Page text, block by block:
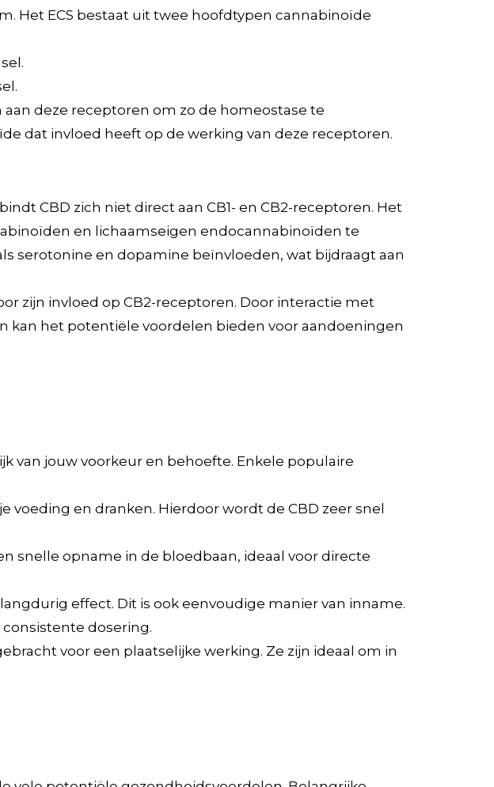
Het ECS bestaat uit twee hoofdtypen cannabinoïde
deze receptoren om zo de homeostase te
dat invloed heeft op de werking van deze receptoren.
CBD zich niet direct aan CB1- en CB2-receptoren. Het
en lichaamseigen endocannabinoïden te
serotonine en dopamine beïnvloeden, wat bijdraagt aan
zijn invloed op CB2-receptoren. Door interactie met
het potentiële voordelen bieden voor aandoeningen
van jouw voorkeur en behoefte. Enkele populaire
voeding en dranken. Hierdoor wordt de CBD zeer snel
snelle opname in de bloedbaan, ideaal voor directe
effect. Dit is ook eenvoudige manier van inname.
dosering.
voor een plaatselijke werking. Ze zijn ideaal om in